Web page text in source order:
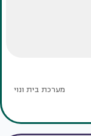
מערכת בית ונוי